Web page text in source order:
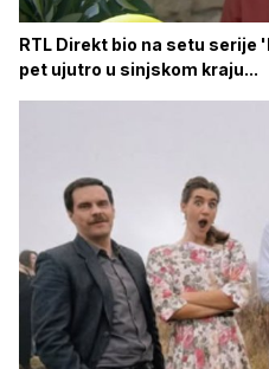
RTL Direkt bio na setu serije
pet ujutro u sinjskom kraju...